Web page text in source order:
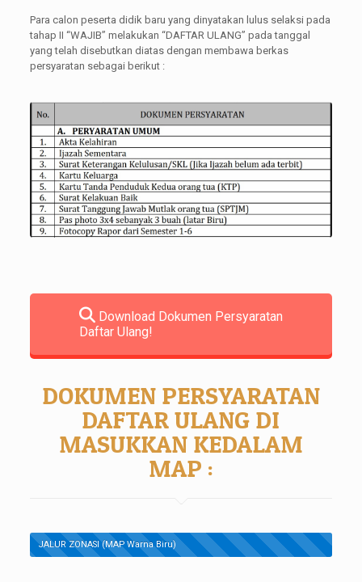
Para calon peserta didik baru yang dinyatakan lulus selaksi pada
tahap II “WAJIB” melakukan “DAFTAR ULANG” pada tanggal
yang telah disebutkan diatas dengan membawa berkas
persyaratan sebagai berikut :
Download Dokumen Persyaratan
Daftar Ulang!
DOKUMEN PERSYARATAN
DAFTAR ULANG DI
MASUKKAN KEDALAM
MAP :
JALUR ZONASI (MAP Warna Biru)